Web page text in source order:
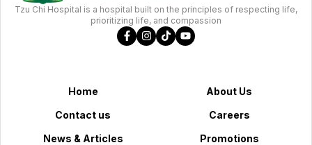
Tzu Chi Hospital is a hospital built on the principles of respecting life,
prioritizing life, and compassion
Home
About Us
Contact us
Careers
News & Articles
Promotions